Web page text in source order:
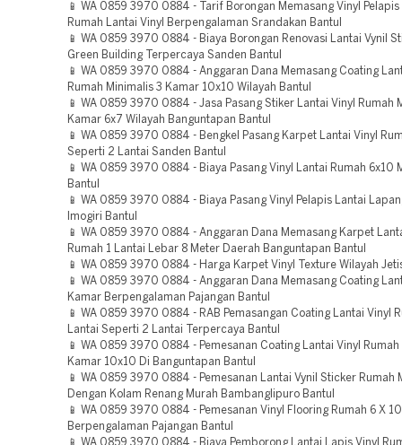
📱 WA 0859 3970 0884 - Tarif Borongan Memasang Vinyl Pelapis
Rumah Lantai Vinyl Berpengalaman Srandakan Bantul
📱 WA 0859 3970 0884 - Biaya Borongan Renovasi Lantai Vynil
Green Building Terpercaya Sanden Bantul
📱 WA 0859 3970 0884 - Anggaran Dana Memasang Coating
Rumah Minimalis 3 Kamar 10x10 Wilayah Bantul
📱 WA 0859 3970 0884 - Jasa Pasang Stiker Lantai Vinyl Rumah
Kamar 6x7 Wilayah Banguntapan Bantul
📱 WA 0859 3970 0884 - Bengkel Pasang Karpet Lantai Vinyl
Seperti 2 Lantai Sanden Bantul
📱 WA 0859 3970 0884 - Biaya Pasang Vinyl Lantai Rumah 6x10
Bantul
📱 WA 0859 3970 0884 - Biaya Pasang Vinyl Pelapis Lantai
Imogiri Bantul
📱 WA 0859 3970 0884 - Anggaran Dana Memasang Karpet
Rumah 1 Lantai Lebar 8 Meter Daerah Banguntapan Bantul
📱 WA 0859 3970 0884 - Harga Karpet Vinyl Texture Wilayah
📱 WA 0859 3970 0884 - Anggaran Dana Memasang Coating
Kamar Berpengalaman Pajangan Bantul
📱 WA 0859 3970 0884 - RAB Pemasangan Coating Lantai Vinyl
Lantai Seperti 2 Lantai Terpercaya Bantul
📱 WA 0859 3970 0884 - Pemesanan Coating Lantai Vinyl Rumah
Kamar 10x10 Di Banguntapan Bantul
📱 WA 0859 3970 0884 - Pemesanan Lantai Vynil Sticker Rumah
Dengan Kolam Renang Murah Bambanglipuro Bantul
📱 WA 0859 3970 0884 - Pemesanan Vinyl Flooring Rumah 6 X 10
Berpengalaman Pajangan Bantul
📱 WA 0859 3970 0884 - Biaya Pemborong Lantai Lapis Vinyl